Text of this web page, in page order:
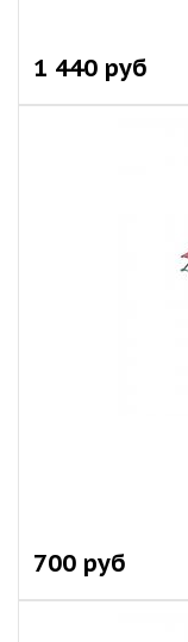
1 440 руб
700 руб